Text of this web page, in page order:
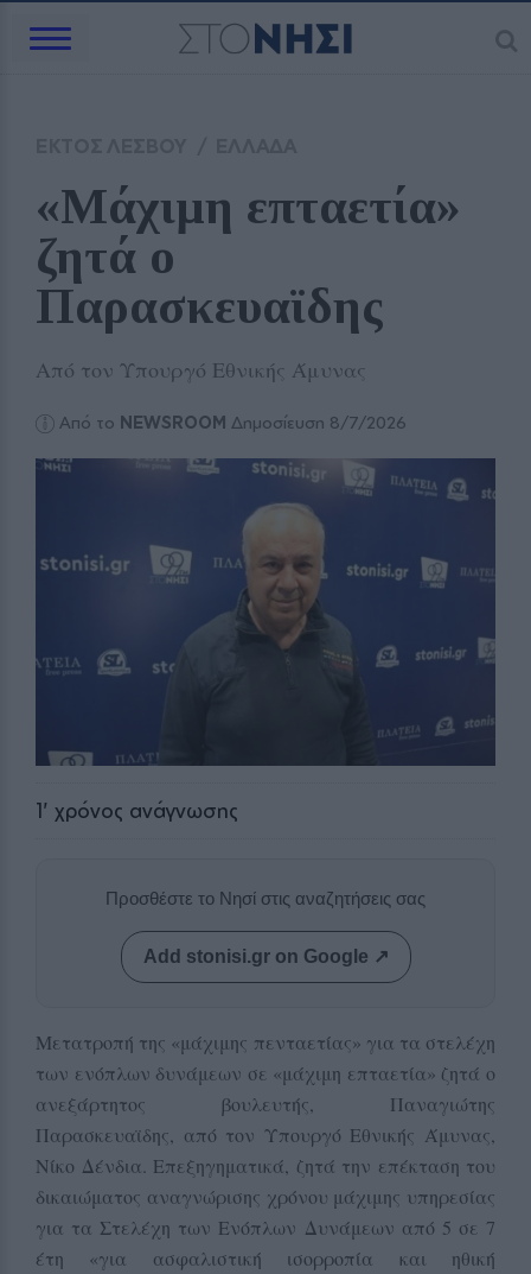
«Μάχιμη επταετία»
ζητά ο
Παρασκευαϊδης
Από τον Υπουργό Εθνικής Άμυνας
Από το NEWSROOM Δημοσίευση 8/7/2026
1' χρόνος ανάγνωσης
Προσθέστε το Νησί στις αναζητήσεις σας
Add stonisi.gr on Google ↗
Μετατροπή της «μάχιμης πενταετίας» για τα στελέχη
των ενόπλων δυνάμεων σε «μάχιμη επταετία» ζητά ο
ανεξάρτητος βουλευτής, Παναγιώτης
Παρασκευαϊδης, από τον Υπουργό Εθνικής Άμυνας,
Νίκο Δένδια. Επεξηγηματικά, ζητά την επέκταση του
δικαιώματος αναγνώρισης χρόνου μάχιμης υπηρεσίας
για τα Στελέχη των Ενόπλων Δυνάμεων από 5 σε 7
έτη «για ασφαλιστική ισορροπία και ηθική